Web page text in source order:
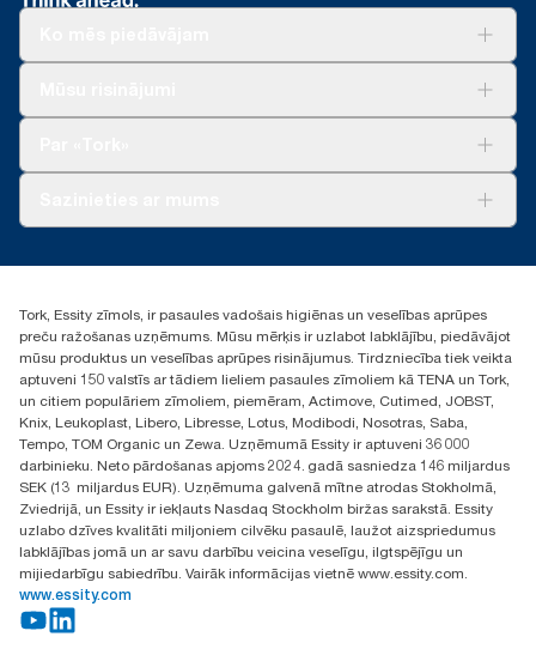
+371 29141799
Atrast izplatītāju
Ulbrokas street 19A
Riga, Latvija
LV-1028
Tork, Essity zīmols, ir pasaules vadošais higiēnas un veselības aprūpes
preču ražošanas uzņēmums. Mūsu mērķis ir uzlabot labklājību, piedāvājot
mūsu produktus un veselības aprūpes risinājumus. Tirdzniecība tiek veikta
aptuveni 150 valstīs ar tādiem lieliem pasaules zīmoliem kā TENA un Tork,
un citiem populāriem zīmoliem, piemēram, Actimove, Cutimed, JOBST,
Knix, Leukoplast, Libero, Libresse, Lotus, Modibodi, Nosotras, Saba,
Tempo, TOM Organic un Zewa. Uzņēmumā Essity ir aptuveni 36 000
darbinieku. Neto pārdošanas apjoms 2024. gadā sasniedza 146 miljardus
SEK (13 miljardus EUR). Uzņēmuma galvenā mītne atrodas Stokholmā,
Zviedrijā, un Essity ir iekļauts Nasdaq Stockholm biržas sarakstā. Essity
uzlabo dzīves kvalitāti miljoniem cilvēku pasaulē, laužot aizspriedumus
labklājības jomā un ar savu darbību veicina veselīgu, ilgtspējīgu un
mijiedarbīgu sabiedrību. Vairāk informācijas vietnē www.essity.com.
www.essity.com